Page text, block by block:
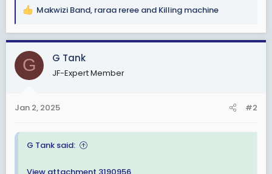
R
a
c
t
i
s
Makwizi Band, raraa reree and Killing machine
G G Tank
JF-Expert Member
Jan 2, 2025 #2
G Tank said: